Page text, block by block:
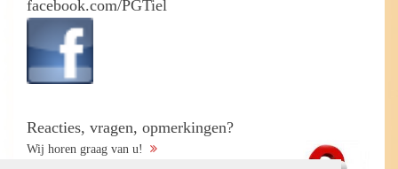
facebook.com/PGTiel
Reacties, vragen, opmerkingen?
Wij horen graag van u!